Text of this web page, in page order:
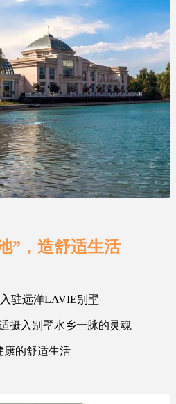
”，造舒适生活
驻远洋LAVIE别墅
摄入别墅水乡一脉的灵魂
康的舒适生活